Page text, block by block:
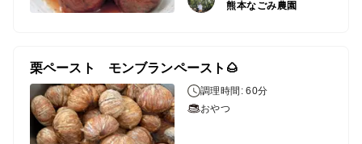
熊本なごみ農園
栗ペースト モンブランペースト🌰
調理時間: 60分
おやつ